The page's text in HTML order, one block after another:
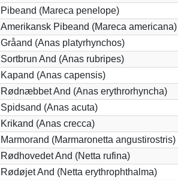
Pibeand (Mareca penelope)
Amerikansk Pibeand (Mareca americana)
Gråand (Anas platyrhynchos)
Sortbrun And (Anas rubripes)
Kapand (Anas capensis)
Rødnæbbet And (Anas erythrorhyncha)
Spidsand (Anas acuta)
Krikand (Anas crecca)
Marmorand (Marmaronetta angustirostris)
Rødhovedet And (Netta rufina)
Rødøjet And (Netta erythrophthalma)